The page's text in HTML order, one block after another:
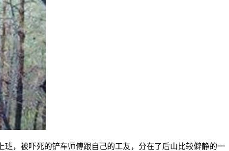
，被吓死的铲车师傅跟自己的工友，分在了后山比较僻静的一